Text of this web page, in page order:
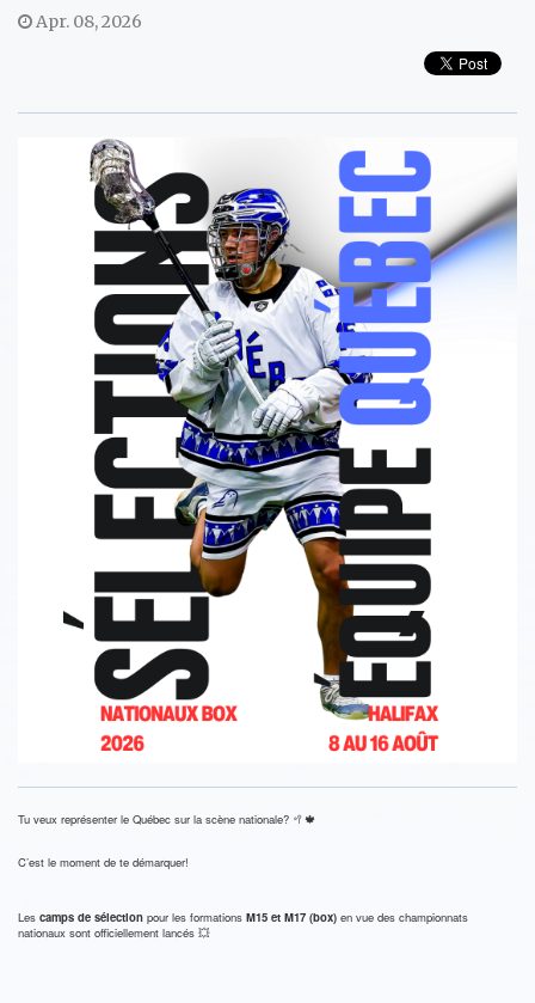
Apr. 08, 2026
Tu veux représenter le Québec sur la scène nationale? 🥍🍁
C’est le moment de te démarquer!
Les camps de sélection pour les formations M15 et M17 (box) en vue des championnats
nationaux sont officiellement lancés 💥